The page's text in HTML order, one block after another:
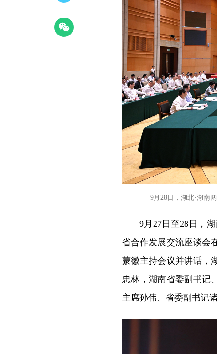
9月28日，湖北·湖南
9月27日至28日，
省合作发展交流座谈会
蒙徽主持会议并讲话，
忠林，湖南省委副书记
主席孙伟、省委副书记